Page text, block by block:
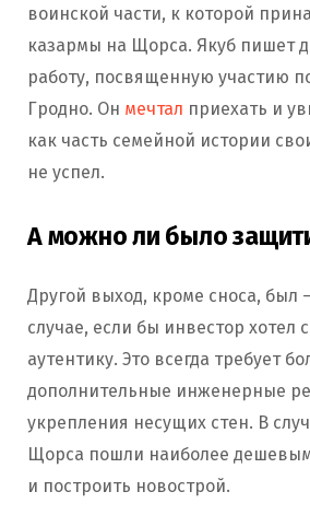
воинской части, к которой
казармы на Щорса. Якуб пишет
работу, посвященную участию
Гродно. Он мечтал приехать и
как часть семейной истории
не успел.
А можно ли было
Другой выход, кроме сноса, был
случае, если бы инвестор хотел
аутентику. Это всегда требует
дополнительные инженерные
укрепления несущих стен. В
Щорса пошли наиболее
и построить новострой.